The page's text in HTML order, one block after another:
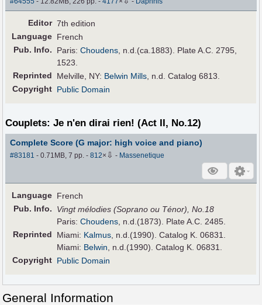
Editor 7th edition
Language French
Pub. Info. Paris:Choudens , n.d.(ca.1883). Plate A.C. 2795,
1523.
Reprinted
Melville, NY: Belwin Mills , n.d. Catalog 6813.
Copyright Public Domain
Couplets: Je n'en dirai rien! (Act II, No.12)
Complete Score (G major: high voice and piano)
#83181 - 0.71MB, 7 pp.-812× ⇩ - Massenetique
Language French
Pub. Info.
Vingt mélodies (Soprano ou Ténor), No.18
Paris:Choudens , n.d.(1873). Plate A.C. 2485.
Reprinted
Miami: Kalmus , n.d.(1990). Catalog K. 06831.
Miami: Belwin , n.d.(1990). Catalog K. 06831.
Copyright Public Domain
General Information